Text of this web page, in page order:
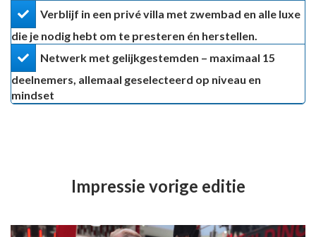
​Verblijf in een privé villa met zwembad en alle luxe
die je nodig hebt om te presteren én herstellen.
​Netwerk met gelijkgestemden – maximaal 15
deelnemers, allemaal geselecteerd op niveau en
mindset
Impressie vorige editie